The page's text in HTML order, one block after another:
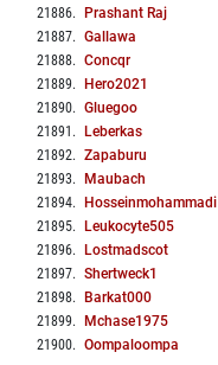
21886. Prashant Raj
21887. Gallawa
21888. Concqr
21889. Hero2021
21890. Gluegoo
21891 . Leberkas
21892. Zapaburu
21893. Maubach
21894. Hosseinmohammadi
21895. Leukocyte505
21896. Lostmadscot
21897. Shertweck1
21898. Barkat000
21899. Mchase1975
21900. Oompaloompa